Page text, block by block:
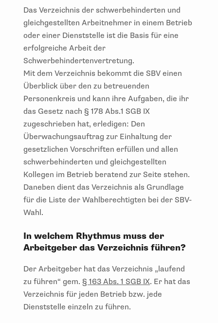
Das Verzeichnis der schwerbehinderten und
gleichgestellten Arbeitnehmer in einem Betrieb
oder einer Dienststelle ist die Basis für eine
erfolgreiche Arbeit der
Schwerbehindertenvertretung.
Mit dem Verzeichnis bekommt die SBV einen
Überblick über den zu betreuenden
Personenkreis und kann ihre Aufgaben, die ihr
das Gesetz nach § 178 Abs.1 SGB IX
zugeschrieben hat, erledigen: Den
Überwachungsauftrag zur Einhaltung der
gesetzlichen Vorschriften erfüllen und allen
schwerbehinderten und gleichgestellten
Kollegen im Betrieb beratend zur Seite stehen.
Daneben dient das Verzeichnis als Grundlage
für die Liste der Wahlberechtigten bei der SBV-
Wahl.
In welchem Rhythmus muss der
Arbeitgeber das Verzeichnis führen?
Der Arbeitgeber hat das Verzeichnis „laufend
zu führen“ gem. § 163 Abs. 1 SGB IX. Er hat das
Verzeichnis für jeden Betrieb bzw. jede
Dienststelle einzeln zu führen.